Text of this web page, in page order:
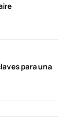
para una